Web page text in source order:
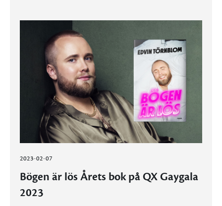
2023-02-07
Bögen är lös Årets bok på QX Gaygala
2023